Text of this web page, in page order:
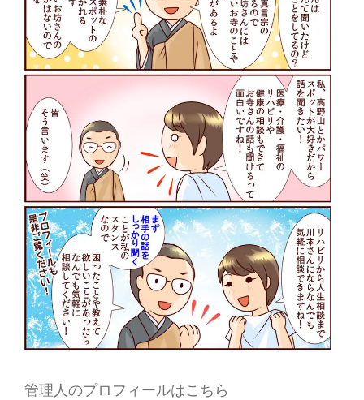
管理人のプロフィールはこちら